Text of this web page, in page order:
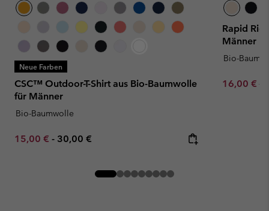
Neue Farben
CSC™ Outdoor-T-Shirt aus Bio-Baumwolle
für Männer
Bio-Baumwolle
Minimum sale price:
15,00 € - Maximum price:
30,00 €
Rapid
Männer
Bio-
Sale price:
16,00 €